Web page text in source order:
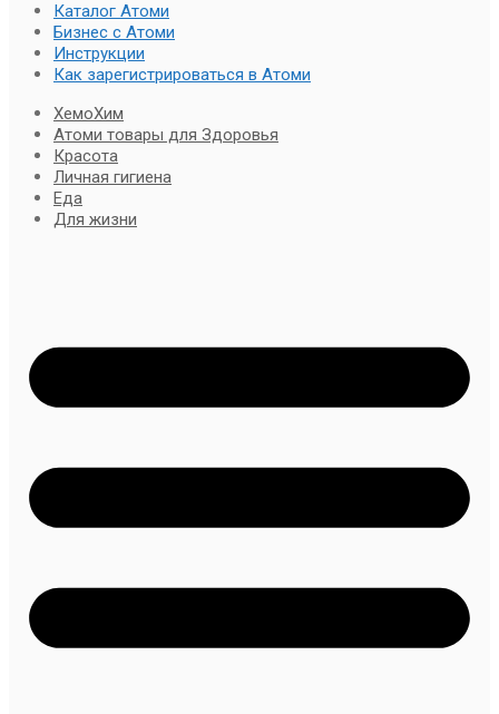
Каталог Атоми
Бизнес с Атоми
Инструкции
Как зарегистрироваться в Атоми
ХемоХим
Атоми товары для Здоровья
Красота
Личная гигиена
Еда
Для жизни